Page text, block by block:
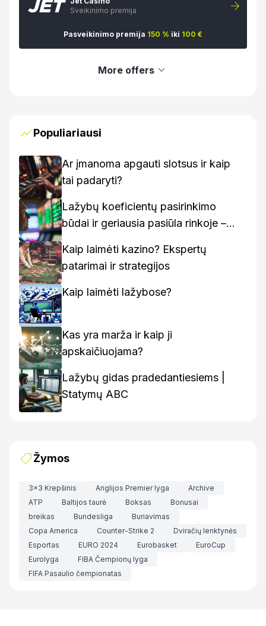
Sveikinimo premija
Pasveikinimo premija 150 % iki 100 €
More offers
Populiariausi
Ar įmanoma apgauti slotsus ir kaip
tai padaryti?
Lažybų koeficientų pasirinkimo
būdai ir geriausia pasiūla rinkoje –
Kaip laimėti kazino? Ekspertų
patarimai ir strategijos
Kaip laimėti lažybose?
Kas yra marža ir kaip ji
apskaičiuojama?
Lažybų gidas pradedantiesiems |
Statymų ABC
Žymos
3x3 Krepšinis Anglijos Premier lyga
Archive
ATP
Baltijos taurė Boksas
Bonusai
breikas
Bundesliga
Buriavimas
Copa America
Counter-Strike 2
Dviračių lenktynės
Esportas
EURO 2024 Eurobasket
EuroCup
Eurolyga
FIBA Čempionų lyga
FIFA Pasaulio čempionatas